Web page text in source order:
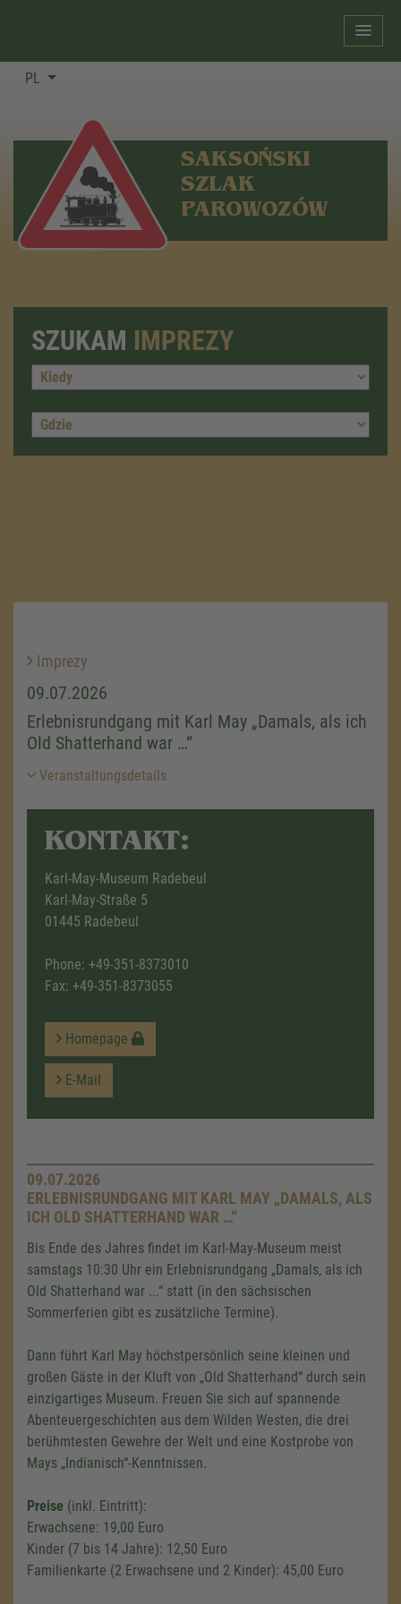
PL
SAKSOŃSKI
SZLAK
PAROWOZÓW
SZUKAM IMPREZY
Imprezy
09.07.2026
Erlebnisrundgang mit Karl May „Damals, als ich
Old Shatterhand war …“
Veranstaltungsdetails
KONTAKT:
Karl-May-Museum Radebeul
Karl-May-Straße 5
01445 Radebeul
Phone: +49-351-8373010
Fax: +49-351-8373055
Homepage
E-Mail
09.07.2026
ERLEBNISRUNDGANG MIT KARL MAY „DAMALS, ALS
ICH OLD SHATTERHAND WAR …“
Bis Ende des Jahres findet im Karl-May-Museum meist
samstags 10:30 Uhr ein Erlebnisrundgang „Damals, als ich
Old Shatterhand war ...“ statt (in den sächsischen
Sommerferien gibt es zusätzliche Termine).
Dann führt Karl May höchstpersönlich seine kleinen und
großen Gäste in der Kluft von „Old Shatterhand“ durch sein
einzigartiges Museum. Freuen Sie sich auf spannende
Abenteuergeschichten aus dem Wilden Westen, die drei
berühmtesten Gewehre der Welt und eine Kostprobe von
Mays „Indianisch“-Kenntnissen.
Preise (inkl. Eintritt):
Erwachsene: 19,00 Euro
Kinder (7 bis 14 Jahre): 12,50 Euro
Familienkarte (2 Erwachsene und 2 Kinder): 45,00 Euro